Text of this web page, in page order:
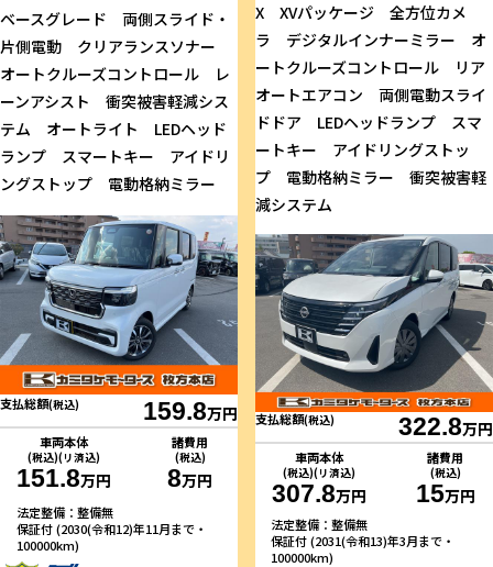
ベースグレード 両側スライド・
片側電動 クリアランスソナー
オートクルーズコントロール レ
ーンアシスト 衝突被害軽減シス
テム オートライト LEDヘッド
ランプ スマートキー アイドリ
ングストップ 電動格納ミラー
支払総額(税込) 159.8万円
車両本体
(税込)(リ済込)
151.8万円
諸費用
(税込)
8万円
法定整備：整備無
保証付 (2030(令和12)年11月まで・
100000km)
X XVパッケージ 全方位カメ
ラ デジタルインナーミラー オ
ートクルーズコントロール リア
オートエアコン 両側電動スライ
ドドア LEDヘッドランプ スマ
ートキー アイドリングストッ
プ 電動格納ミラー 衝突被害軽
減システム
支払総額(税込) 322.8万円
車両本体
(税込)(リ済込)
307.8万円
諸費用
(税込)
15万円
法定整備：整備無
保証付 (2031(令和13)年3月まで・
100000km)